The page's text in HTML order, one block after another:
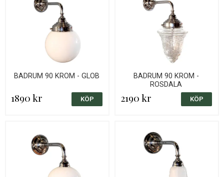
BADRUM 90 KROM - GLOB
1890 kr
BADRUM 90 KROM -
ROSDALA
2190 kr